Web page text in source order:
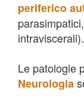
periferico
intraviscerali).
Le patologie
Neurologia